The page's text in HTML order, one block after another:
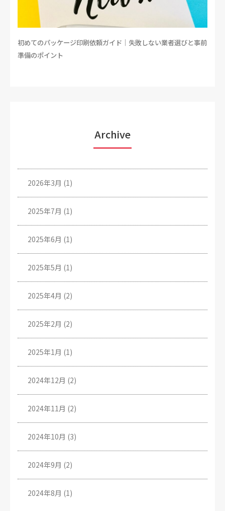
初めてのパッケージ印刷依頼ガイド｜失敗しない業者選びと事前
準備のポイント
Archive
2026年3月 (1)
2025年7月 (1)
2025年6月 (1)
2025年5月 (1)
2025年4月 (2)
2025年2月 (2)
2025年1月 (1)
2024年12月 (2)
2024年11月 (2)
2024年10月 (3)
2024年9月 (2)
2024年8月 (1)